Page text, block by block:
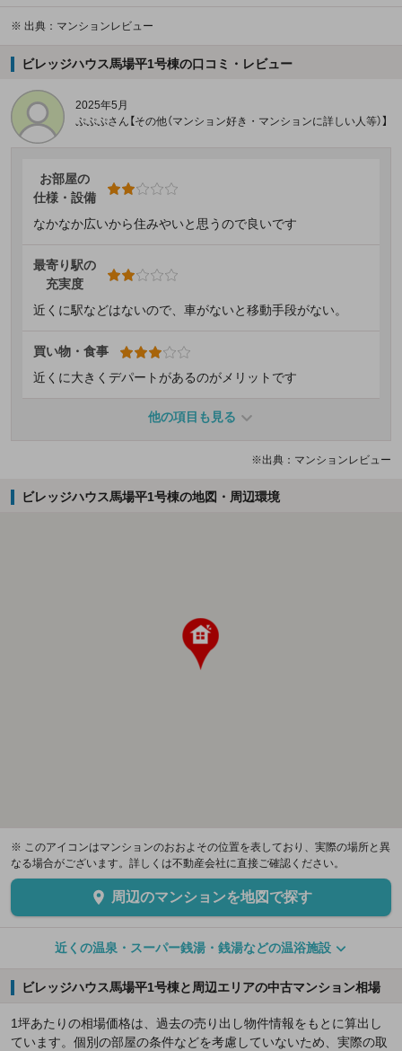
※ 出典：マンションレビュー
ビレッジハウス馬場平1号棟の口コミ・レビュー
2025年5月
ぷぷぷさん【その他（マンション好き・マンションに詳しい人等）】
お部屋の
仕様・設備
なかなか広いから住みやいと思うので良いです
最寄り駅の
充実度
近くに駅などはないので、車がないと移動手段がない。
買い物・食事
近くに大きくデパートがあるのがメリットです
他の項目も見る
※出典：マンションレビュー
ビレッジハウス馬場平1号棟の地図・周辺環境
※ このアイコンはマンションのおおよその位置を表しており、実際の場所と異
なる場合がございます。詳しくは不動産会社に直接ご確認ください。
周辺のマンションを地図で探す
近くの温泉・スーパー銭湯・銭湯などの温浴施設
ビレッジハウス馬場平1号棟と周辺エリアの中古マンション相場
1坪あたりの相場価格は、過去の売り出し物件情報をもとに算出し
ています。個別の部屋の条件などを考慮していないため、実際の取